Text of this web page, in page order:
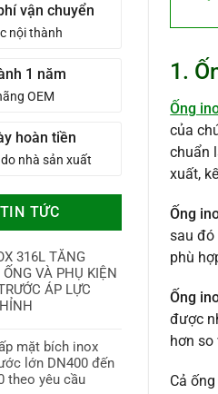
vận chuyển
nội thành
1 năm
OEM
hoàn tiền
nhà sản xuất
TỨC
316L TĂNG
VÀ PHỤ KIỆN
ÁP LỰC
mặt bích inox
lớn DN400 đến
theo yêu cầu
1.
Ống
của
chuẩn
xuất,
Ống
sau đó
phù
Ống
được
hơn
Cả